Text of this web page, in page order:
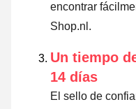
encontrar
Shop.nl.
Un tiempo
14 días
El sello de